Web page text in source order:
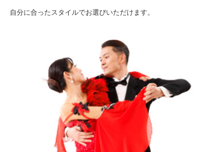
自分に合ったスタイルでお選びいただけます。